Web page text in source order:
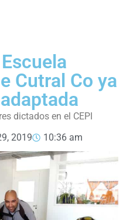
Cutral Co ya
dictados en el CEPI
2019 10:36 am